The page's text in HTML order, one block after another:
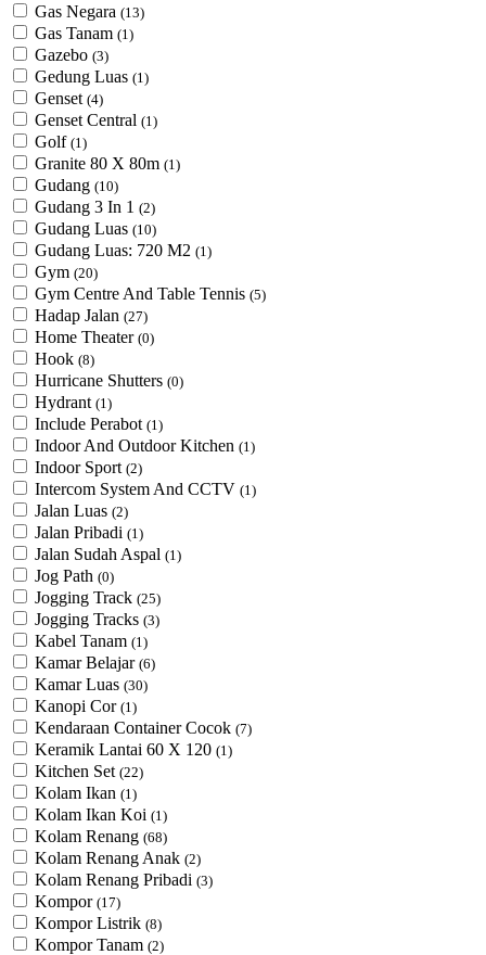
Gas Negara (13)
Gas Tanam (1)
Gazebo (3)
Gedung Luas (1)
Genset (4)
Genset Central (1)
Golf (1)
Granite 80 X 80m (1)
Gudang (10)
Gudang 3 In 1 (2)
Gudang Luas (10)
Gudang Luas: 720 M2 (1)
Gym (20)
Gym Centre And Table Tennis (5)
Hadap Jalan (27)
Home Theater (0)
Hook (8)
Hurricane Shutters (0)
Hydrant (1)
Include Perabot (1)
Indoor And Outdoor Kitchen (1)
Indoor Sport (2)
Intercom System And CCTV (1)
Jalan Luas (2)
Jalan Pribadi (1)
Jalan Sudah Aspal (1)
Jog Path (0)
Jogging Track (25)
Jogging Tracks (3)
Kabel Tanam (1)
Kamar Belajar (6)
Kamar Luas (30)
Kanopi Cor (1)
Kendaraan Container Cocok (7)
Keramik Lantai 60 X 120 (1)
Kitchen Set (22)
Kolam Ikan (1)
Kolam Ikan Koi (1)
Kolam Renang (68)
Kolam Renang Anak (2)
Kolam Renang Pribadi (3)
Kompor (17)
Kompor Listrik (8)
Kompor Tanam (2)